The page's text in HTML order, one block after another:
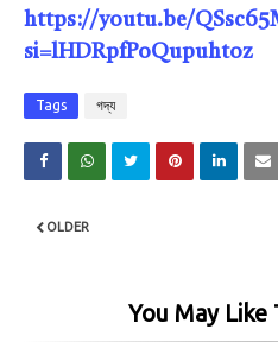
https://youtu.be/
si=lHDRpfPoQupuhtoz
Tags গদ্য
OLDER
You May Like